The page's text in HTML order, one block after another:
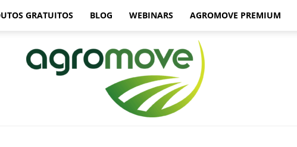
GRATUITOS BLOG WEBINARS AGROMOVE PREMIUM